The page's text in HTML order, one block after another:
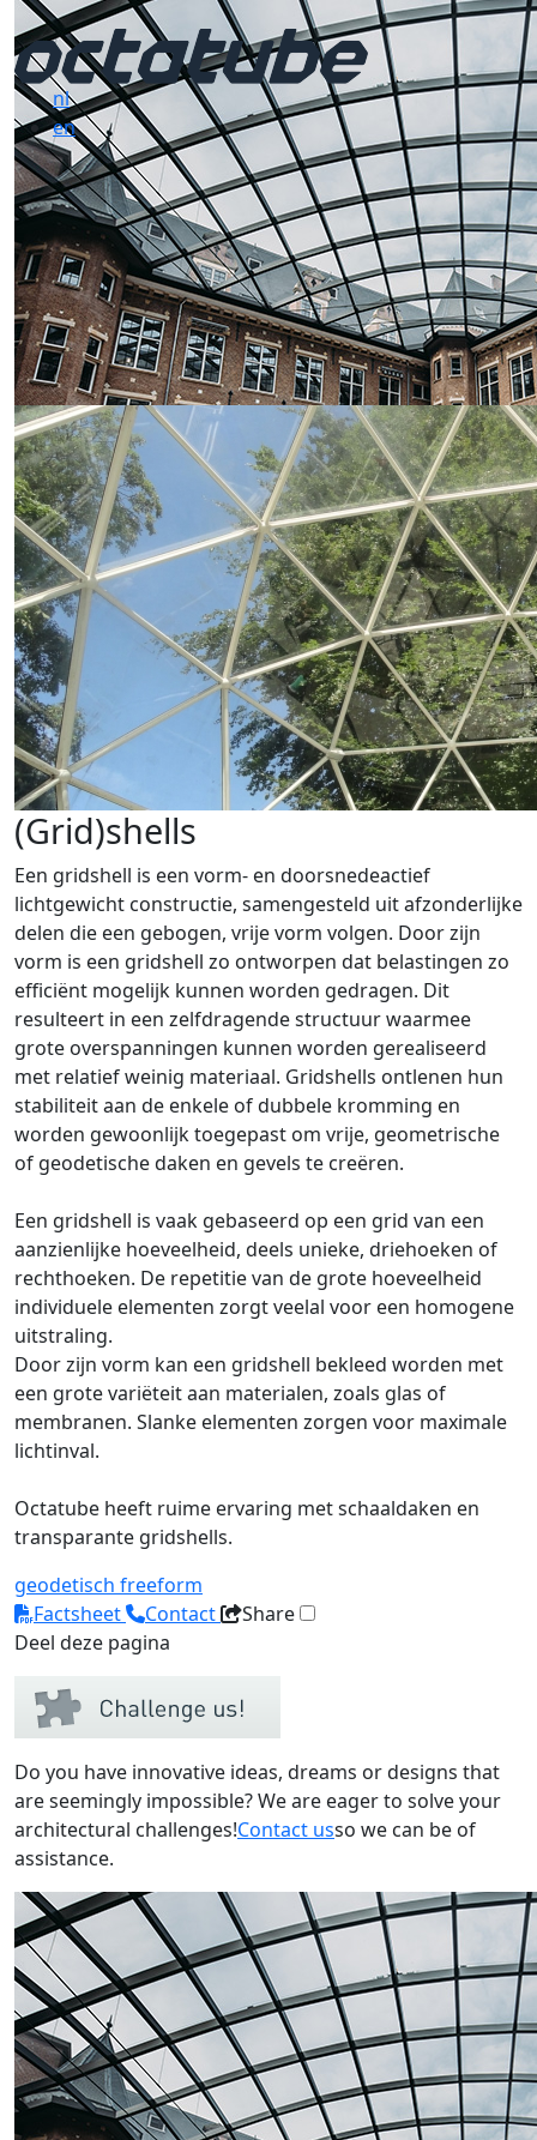
nl
en
(Grid)shells
Een gridshell is een vorm- en doorsnedeactief
lichtgewicht constructie, samengesteld uit afzonderlijke
delen die een gebogen, vrije vorm volgen. Door zijn
vorm is een gridshell zo ontworpen dat belastingen zo
efficiënt mogelijk kunnen worden gedragen. Dit
resulteert in een zelfdragende structuur waarmee
grote overspanningen kunnen worden gerealiseerd
met relatief weinig materiaal. Gridshells ontlenen hun
stabiliteit aan de enkele of dubbele kromming en
worden gewoonlijk toegepast om vrije, geometrische
of geodetische daken en gevels te creëren.
Een gridshell is vaak gebaseerd op een grid van een
aanzienlijke hoeveelheid, deels unieke, driehoeken of
rechthoeken. De repetitie van de grote hoeveelheid
individuele elementen zorgt veelal voor een homogene
uitstraling.
Door zijn vorm kan een gridshell bekleed worden met
een grote variëteit aan materialen, zoals glas of
membranen. Slanke elementen zorgen voor maximale
lichtinval.
Octatube heeft ruime ervaring met schaaldaken en
transparante gridshells.
geodetisch freeform
Factsheet
Contact
Share
Deel deze pagina
Do you have innovative ideas, dreams or designs that
are seemingly impossible? We are eager to solve your
architectural challenges!Contact usso we can be of
assistance.